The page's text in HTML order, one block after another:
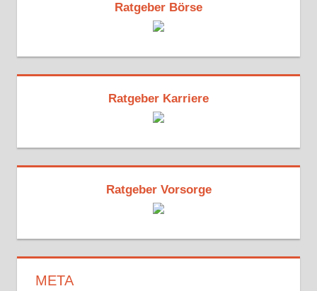
Ratgeber Börse
Ratgeber Karriere
Ratgeber Vorsorge
META